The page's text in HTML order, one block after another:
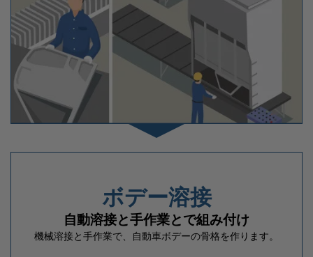
ボデー溶接
自動溶接と手作業とで組み付け
機械溶接と手作業で、自動車ボデーの骨格を作ります。